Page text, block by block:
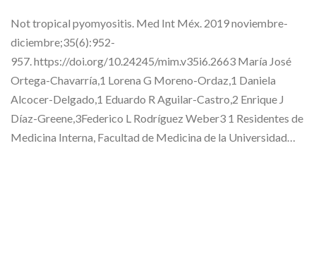
Not tropical pyomyositis. Med Int Méx. 2019 noviembre-
diciembre;35(6):952-
957. https://doi.org/10.24245/mim.v35i6.2663 María José
Ortega-Chavarría,1 Lorena G Moreno-Ordaz,1 Daniela
Alcocer-Delgado,1 Eduardo R Aguilar-Castro,2 Enrique J
Díaz-Greene,3Federico L Rodríguez Weber3 1 Residentes de
Medicina Interna, Facultad de Medicina de la Universidad…